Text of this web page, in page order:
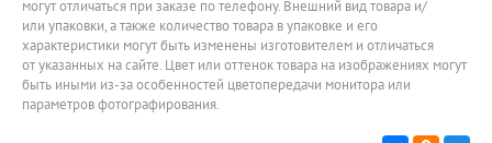
могут отличаться при заказе по телефону. Внешний вид товара и/
или упаковки, а также количество товара в упаковке и его
характеристики могут быть изменены изготовителем и отличаться
от указанных на сайте. Цвет или оттенок товара на изображениях могут
быть иными из-за особенностей цветопередачи монитора или
параметров фотографирования.